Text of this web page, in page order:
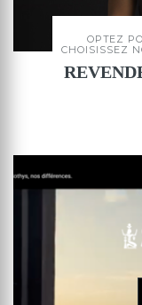
OPTEZ
CHOISISSEZ